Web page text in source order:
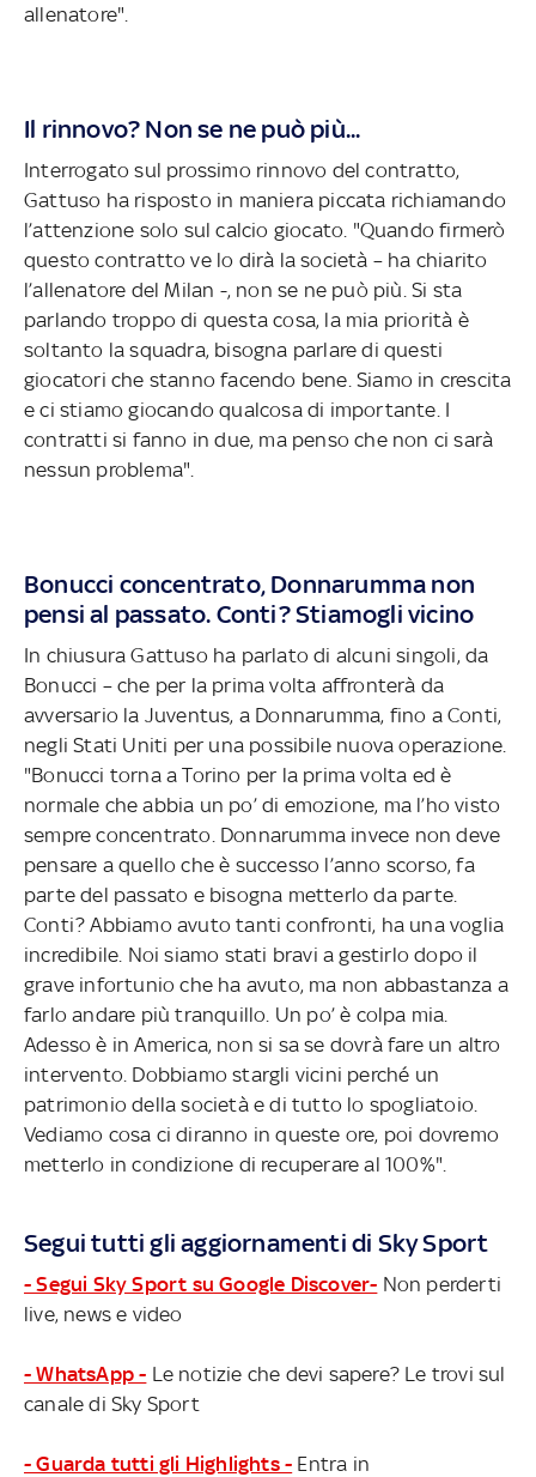
allenatore".
Il rinnovo? Non se ne può più...
Interrogato sul prossimo rinnovo del contratto,
Gattuso ha risposto in maniera piccata richiamando
l’attenzione solo sul calcio giocato. "Quando firmerò
questo contratto ve lo dirà la società – ha chiarito
l’allenatore del Milan -, non se ne può più. Si sta
parlando troppo di questa cosa, la mia priorità è
soltanto la squadra, bisogna parlare di questi
giocatori che stanno facendo bene. Siamo in crescita
e ci stiamo giocando qualcosa di importante. I
contratti si fanno in due, ma penso che non ci sarà
nessun problema".
Bonucci concentrato, Donnarumma non
pensi al passato. Conti? Stiamogli vicino
In chiusura Gattuso ha parlato di alcuni singoli, da
Bonucci – che per la prima volta affronterà da
avversario la Juventus, a Donnarumma, fino a Conti,
negli Stati Uniti per una possibile nuova operazione.
"Bonucci torna a Torino per la prima volta ed è
normale che abbia un po’ di emozione, ma l’ho visto
sempre concentrato. Donnarumma invece non deve
pensare a quello che è successo l’anno scorso, fa
parte del passato e bisogna metterlo da parte.
Conti? Abbiamo avuto tanti confronti, ha una voglia
incredibile. Noi siamo stati bravi a gestirlo dopo il
grave infortunio che ha avuto, ma non abbastanza a
farlo andare più tranquillo. Un po’ è colpa mia.
Adesso è in America, non si sa se dovrà fare un altro
intervento. Dobbiamo stargli vicini perché un
patrimonio della società e di tutto lo spogliatoio.
Vediamo cosa ci diranno in queste ore, poi dovremo
metterlo in condizione di recuperare al 100%".
Segui tutti gli aggiornamenti di Sky Sport
- Segui Sky Sport su Google Discover- Non perderti
live, news e video
- WhatsApp - Le notizie che devi sapere? Le trovi sul
canale di Sky Sport
- Guarda tutti gli Highlights - Entra in